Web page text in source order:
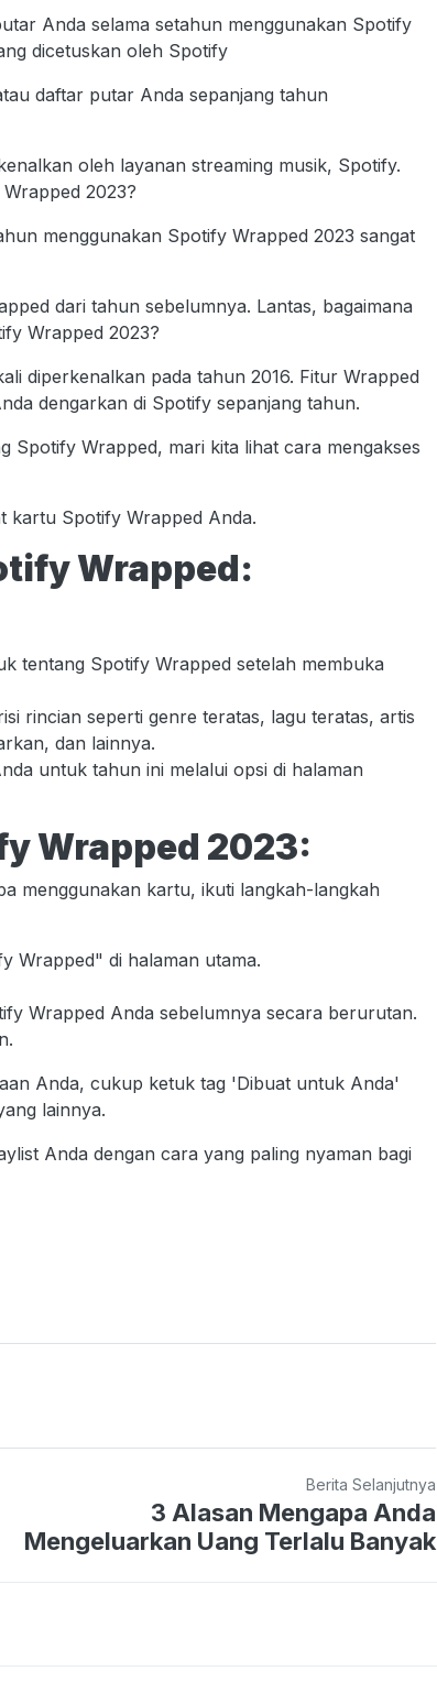
Anda selama setahun menggunakan Spotify
dicetuskan oleh Spotify
daftar putar Anda sepanjang tahun
oleh layanan streaming musik, Spotify.
2023?
menggunakan Spotify Wrapped 2023 sangat
dari tahun sebelumnya. Lantas, bagaimana
Wrapped 2023?
diperkenalkan pada tahun 2016. Fitur Wrapped
dengarkan di Spotify sepanjang tahun.
Spotify Wrapped, mari kita lihat cara mengakses
kartu Spotify Wrapped Anda.
Wrapped:
tentang Spotify Wrapped setelah membuka
rincian seperti genre teratas, lagu teratas, artis
dan lainnya.
untuk tahun ini melalui opsi di halaman
Wrapped 2023:
menggunakan kartu, ikuti langkah-langkah
Wrapped" di halaman utama.
Wrapped Anda sebelumnya secara berurutan.
Anda, cukup ketuk tag 'Dibuat untuk Anda'
lainnya.
Anda dengan cara yang paling nyaman bagi
Berita Selanjutnya
3 Alasan Mengapa Anda
Mengeluarkan Uang Terlalu Banyak